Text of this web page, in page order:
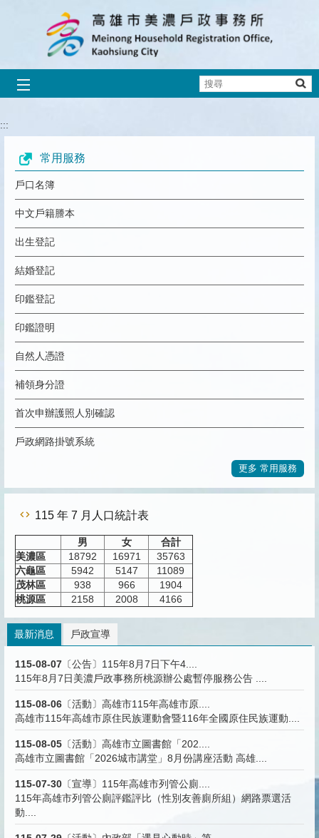
跳到主要內容區塊
搜
尋
:::
常用服務
戶口名簿
中文戶籍謄本
出生登記
結婚登記
印鑑登記
印鑑證明
自然人憑證
補領身分證
首次申辦護照人別確認
戶政網路掛號系統
更多 常用服務
115 年 7 月人口統計表
男 女
合計
美濃區
18792 16971
35763
六龜區
5942 5147
11089
茂林區
938 966
1904
桃源區
2158 2008 4166
最新消息 戶政宣導
115-08-07 〔公告〕115年8月7日下午4....
115年8月7日美濃戶政事務所桃源辦公處暫停服務公告 ....
115-08-06 〔活動〕高雄市115年高雄市原....
高雄市115年高雄市原住民族運動會暨116年全國原住民族運動....
115-08-05 〔活動〕高雄市立圖書館「202....
高雄市立圖書館「2026城市講堂」8月份講座活動 高雄....
115-07-30 〔宣導〕115年高雄市列管公廁....
115年高雄市列管公廁評鑑評比（性別友善廁所組）網路票選活
動....